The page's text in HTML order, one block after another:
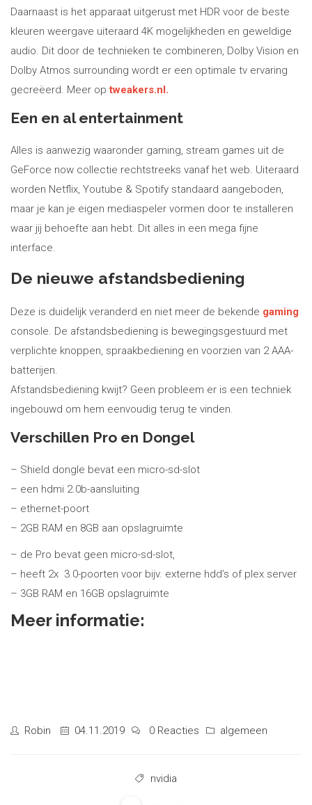
Daarnaast is het apparaat uitgerust met HDR voor de beste
kleuren weergave uiteraard 4K mogelijkheden en geweldige
audio. Dit door de technieken te combineren, Dolby Vision en
Dolby Atmos surrounding wordt er een optimale tv ervaring
gecreëerd. Meer optweakers.nl.
Een en al entertainment
Alles is aanwezig waaronder gaming, stream games uit de
GeForce now collectie rechtstreeks vanaf het web. Uiteraard
worden Netflix, Youtube & Spotify standaard aangeboden,
maar je kan je eigen mediaspeler vormen door te installeren
waar jij behoefte aan hebt. Dit alles in een mega fijne
interface.
De nieuwe afstandsbediening
Deze is duidelijk veranderd en niet meer de bekende gaming
console. De afstandsbediening is bewegingsgestuurd met
verplichte knoppen, spraakbediening en voorzien van 2 AAA-
batterijen.
Afstandsbediening kwijt? Geen probleem er is een techniek
ingebouwd om hem eenvoudig terug te vinden.
Verschillen Pro en Dongel
– Shield dongle bevat een micro-sd-slot
– een hdmi 2.0b-aansluiting
– ethernet-poort
– 2GB RAM en 8GB aan opslagruimte
– de Pro bevat geen micro-sd-slot,
– heeft 2x 3.0-poorten voor bijv. externe hdd’s of plex server
– 3GB RAM en 16GB opslagruimte
Meer informatie:
Robin 04.11.2019 algemeen
0 Reacties
nvidia